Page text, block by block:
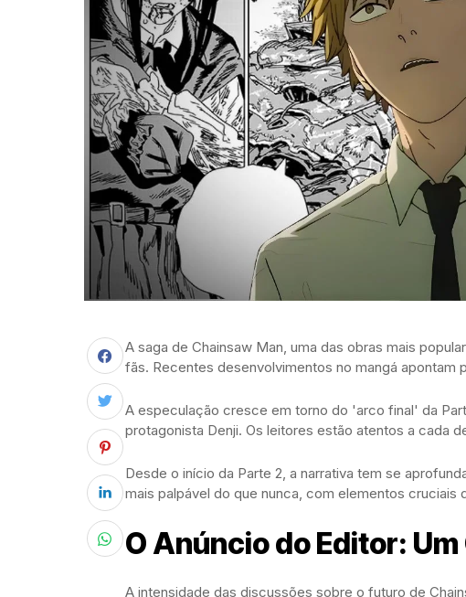
A saga de Chainsaw Man, uma das obras mais
fãs. Recentes desenvolvimentos no mangá apontam
A especulação cresce em torno do 'arco final' da
protagonista Denji. Os leitores estão atentos a cada
Desde o início da Parte 2, a narrativa tem se
mais palpável do que nunca, com elementos cruciais
O Anúncio do Editor:
A intensidade das discussões sobre o futuro de